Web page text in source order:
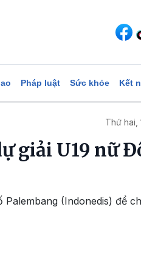
Pháp luật Sức khỏe Kết
Thứ hai,
giải U19 nữ
(Indonedis) để